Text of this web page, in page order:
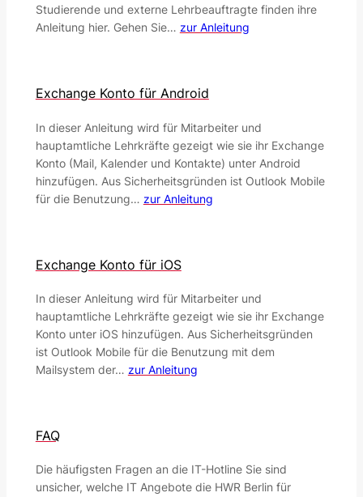
Studierende und externe Lehrbeauftragte finden ihre
Anleitung hier. Gehen Sie… zur Anleitung
Exchange Konto für Android
In dieser Anleitung wird für Mitarbeiter und
hauptamtliche Lehrkräfte gezeigt wie sie ihr Exchange
Konto (Mail, Kalender und Kontakte) unter Android
hinzufügen. Aus Sicherheitsgründen ist Outlook Mobile
für die Benutzung… zur Anleitung
Exchange Konto für iOS
In dieser Anleitung wird für Mitarbeiter und
hauptamtliche Lehrkräfte gezeigt wie sie ihr Exchange
Konto unter iOS hinzufügen. Aus Sicherheitsgründen
ist Outlook Mobile für die Benutzung mit dem
Mailsystem der… zur Anleitung
FAQ
Die häufigsten Fragen an die IT-Hotline Sie sind
unsicher, welche IT Angebote die HWR Berlin für